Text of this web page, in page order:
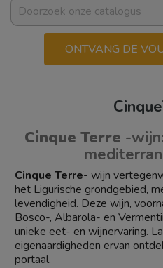
ONTVANG DE
Cinque Terre -
Cinque Terre- wijn
het Ligurische grondgebied,
levendigheid. Deze wijn,
Bosco-, Albarola- en
unieke eet- en wijnervaring.
eigenaardigheden ervan
portaal.